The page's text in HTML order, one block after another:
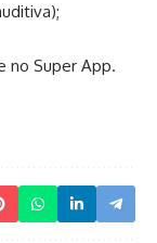
no Super App.